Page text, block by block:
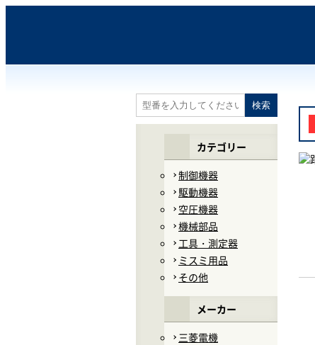
カテゴリー
制御機器
駆動機器
空圧機器
機械部品
工具・測定器
ミスミ用品
その他
メーカー
三菱電機